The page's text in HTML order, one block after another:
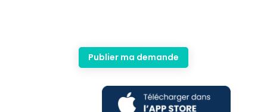
Publier ma demande